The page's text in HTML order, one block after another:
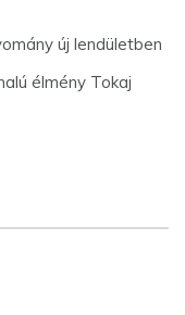
új lendületben
élmény Tokaj